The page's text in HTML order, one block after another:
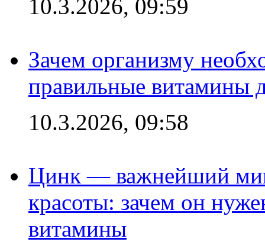
10.3.2026, 09:59
Зачем организму
правильные витамины
10.3.2026, 09:58
Цинк — важнейший
красоты: зачем он
витамины